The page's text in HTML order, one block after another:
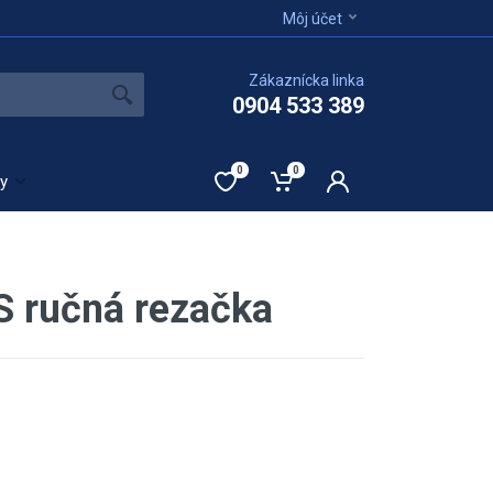
Môj účet
Zákaznícka linka
0904 533 389
0 0
ručná rezačka